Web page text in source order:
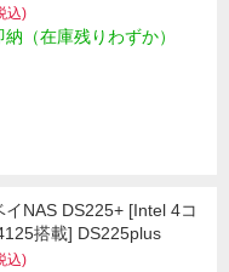
込)
（在庫残りわずか）
NAS DS225+ [Intel 4コ
搭載] DS225plus
込)